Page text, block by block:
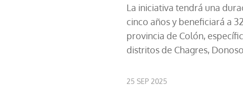
La iniciativa tendrá una
cinco años y beneficiará a
provincia de Colón,
distritos de Chagres,
operaciones del FIDA en
25 SEP 2025